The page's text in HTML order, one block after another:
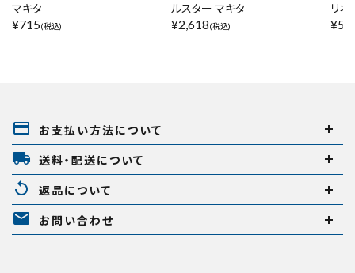
マキタ
¥715(税込)
ルスター マキタ
¥2,618(税込)
リ
¥
payment お支払い方法について
local_shipping 送料・配送について
replay 返品について
mail お問い合わせ